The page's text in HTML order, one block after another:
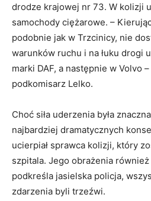
drodze krajowej nr 73. W kolizji
samochody ciężarowe. –
podobnie jak w Trzcinicy, nie
warunków ruchu i na łuku drogi
marki DAF, a następnie w Volvo
podkomisarz Lelko.
Choć siła uderzenia była
najbardziej dramatycznych
ucierpiał sprawca kolizji, który
szpitala. Jego obrażenia również
podkreśla jasielska policja,
zdarzenia byli trzeźwi.